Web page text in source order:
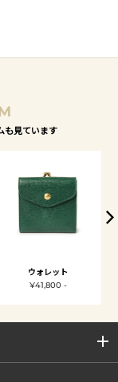
も見ています
ウォレット
¥41,800 -